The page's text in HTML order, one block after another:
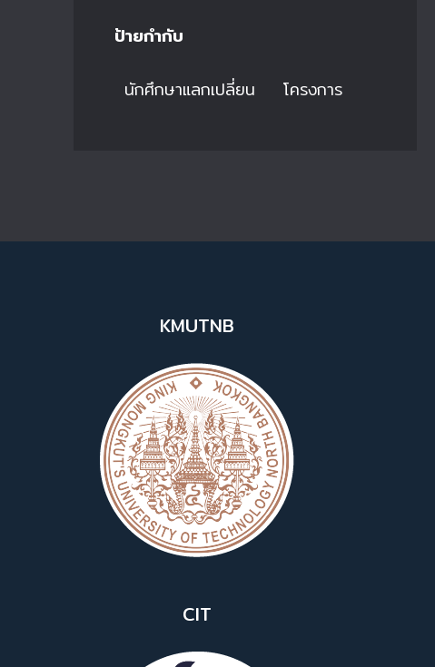
0 Comments
ป้ายกำกับ
นักศึกษาแลกเปลี่ยน โครงการ
KMUTNB
CIT